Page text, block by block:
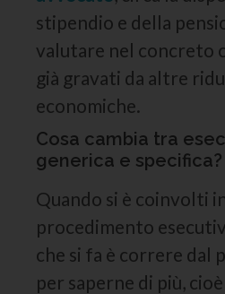
stipendio e della
valutare nel concreto
già gravati da altre
economiche.
Cosa cambia tra
generica e specifica?
Quando si è coinvolti
procedimento
che si fa è correre dal
per saperne di più,